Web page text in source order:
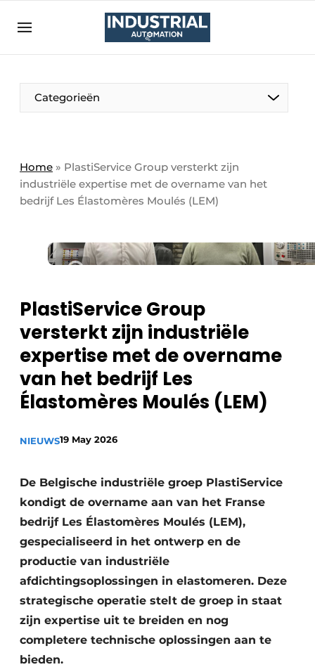
Aanmelden
Bedrijven
Bedrijven
Direct contact
Eigen content aanleveren
Meest gelezen
Podcasts
Privacy / Cookie statement
Vacature aanmelden
Vacatures
Video’s
Categorieën
Home » PlastiService Group versterkt zijn
industriële expertise met de overname van het
bedrijf Les Élastomères Moulés (LEM)
PlastiService Group
versterkt zijn industriële
expertise met de overname
van het bedrijf Les
Élastomères Moulés (LEM)
NIEUWS19 May 2026
De Belgische industriële groep PlastiService
kondigt de overname aan van het Franse
bedrijf Les Élastomères Moulés (LEM),
gespecialiseerd in het ontwerp en de
productie van industriële
afdichtingsoplossingen in elastomeren. Deze
strategische operatie stelt de groep in staat
zijn expertise uit te breiden en nog
completere technische oplossingen aan te
bieden.